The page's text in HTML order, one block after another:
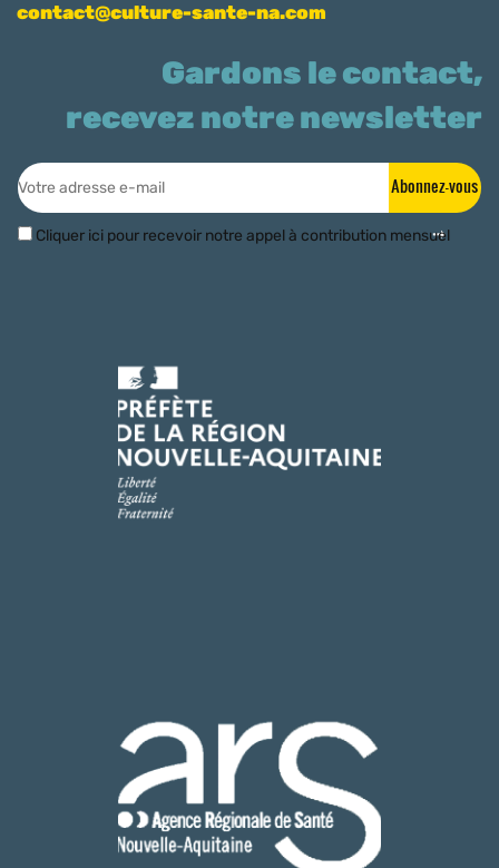
contact@culture-sante-na.com
Gardons le contact,
recevez notre newsletter
Abonnez-vous
Cliquer ici pour recevoir notre appel à contribution mensuel